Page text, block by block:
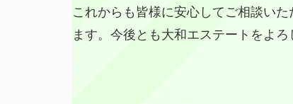
これからも皆様に安心してご相談い
ます。今後とも大和エステートをよろ